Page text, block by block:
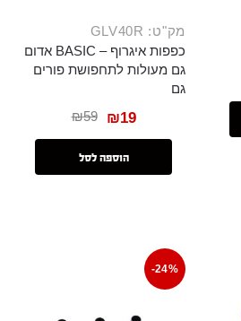
מק"ט: GLV40R
כפפות איגרוף – BASIC אדום
גם מעולות לתחפושת פורים
גם
₪59 ₪19
הוספה לסל
-24%